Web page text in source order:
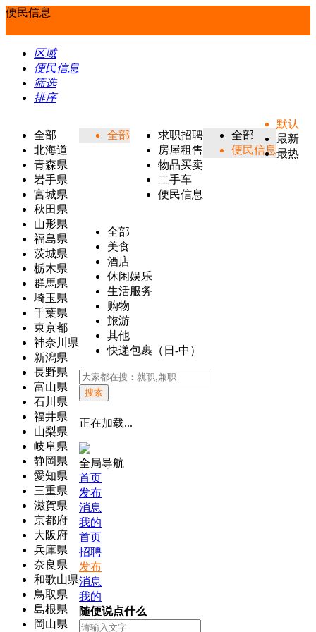
便民信息
区域
便民信息
筛选
排序
全部
北海道
青森県
岩手県
宮城県
秋田県
山形県
福島県
茨城県
栃木県
群馬県
埼玉県
千葉県
東京都
神奈川県
新潟県
長野県
富山県
石川県
福井県
山梨県
岐阜県
静岡県
愛知県
三重県
滋賀県
京都府
大阪府
兵庫県
奈良県
和歌山県
鳥取県
島根県
岡山県
全部
求职招聘
房屋租售
物品买卖
二手车
便民信息
全部
便民信息
全部
美食
酒店
休闲娱乐
生活服务
购物
旅游
其他
快递包裹（日-中）
默认
最新
最热
搜索
正在加载...
全局导航
首页
发布
消息
我的
首页
招聘
发布
消息
我的
随便说点什么